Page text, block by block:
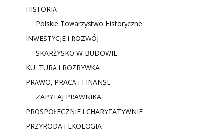
HISTORIA
Polskie Towarzystwo Historyczne
INWESTYCJE i ROZWÓJ
SKARŻYSKO W BUDOWIE
KULTURA i ROZRYWKA
PRAWO, PRACA i FINANSE
ZAPYTAJ PRAWNIKA
PROSPOŁECZNIE i CHARYTATYWNIE
PRZYRODA i EKOLOGIA